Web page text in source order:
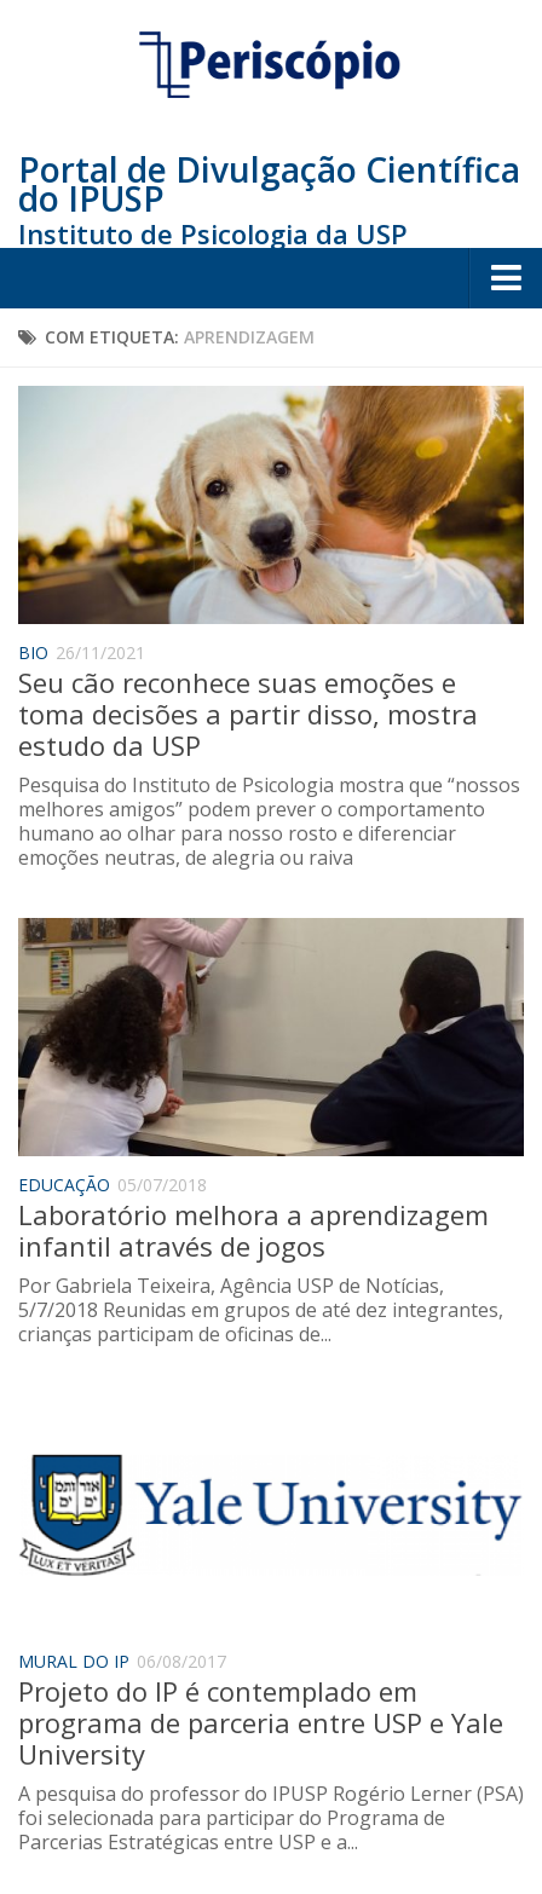
Portal de Divulgação Científica
do IPUSP
Instituto de Psicologia da USP
Home
Saúde
Seções
Mural do IP
Perfil
Commentor
Lançamento
Psico-HQ
Dossiês
Alfabetização
Transtorno do Espectro Autista
Contato
Quem somos
Sobre o Portal
COM ETIQUETA: APRENDIZAGEM
BIO 26/11/2021
Seu cão reconhece suas emoções e
toma decisões a partir disso, mostra
estudo da USP
Pesquisa do Instituto de Psicologia mostra que “nossos
melhores amigos” podem prever o comportamento
humano ao olhar para nosso rosto e diferenciar
emoções neutras, de alegria ou raiva
EDUCAÇÃO 05/07/2018
Laboratório melhora a aprendizagem
infantil através de jogos
Por Gabriela Teixeira, Agência USP de Notícias,
5/7/2018 Reunidas em grupos de até dez integrantes,
crianças participam de oficinas de...
MURAL DO IP 06/08/2017
Projeto do IP é contemplado em
programa de parceria entre USP e Yale
University
A pesquisa do professor do IPUSP Rogério Lerner (PSA)
foi selecionada para participar do Programa de
Parcerias Estratégicas entre USP e a...